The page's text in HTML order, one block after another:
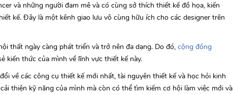
và những người đam mê và có cùng sở thích thiết kế đồ họa, kiến
kế. Đây là một kênh giao lưu vô cùng hữu ích cho các designer trên
thất ngày càng phát triển và trở nên đa dạng. Do đó, cộng đồng
kiến thức của mình về lĩnh vực thiết kế này.
về các công cụ thiết kế mới nhất, tài nguyên thiết kế và học hỏi kinh
thiện kỹ năng của mình mà còn có thể tìm kiếm cơ hội làm việc mới và